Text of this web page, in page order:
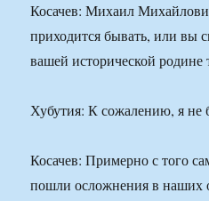
Косачев: Михаил
приходится бывать, или вы
вашей исторической родине
Хубутия: К сожалению, я не
Косачев: Примерно с того
пошли осложнения в наших